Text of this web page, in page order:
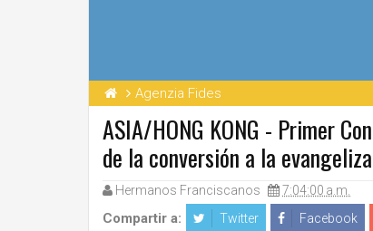
Agenzia Fides
ASIA/HONG KONG - Primer
de la conversión a la
Hermanos Franciscanos 7:04:00 a.m.
Compartir a: Twitter Facebook